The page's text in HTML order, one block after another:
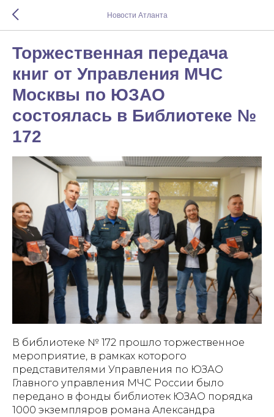
Новости Атланта
Торжественная передача
книг от Управления МЧС
Москвы по ЮЗАО
состоялась в Библиотеке №
172
В библиотеке № 172 прошло торжественное
мероприятие, в рамках которого
представителями Управления по ЮЗАО
Главного управления МЧС России было
передано в фонды библиотек ЮЗАО порядка
1000 экземпляров романа Александра